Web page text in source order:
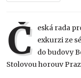
Č
eská rada
exkurzi ze
do budovy
Stolovou horouv